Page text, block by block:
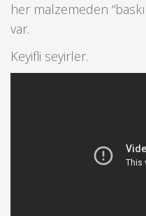
her malzemeden
var.
Keyifli seyirler.